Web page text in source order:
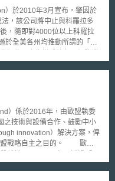
訊安全官（Chief Information
金融機構於資訊安全違規時相
構的網路安全。 5. 金融機構
的資料外洩事故時，可迅速有
改法律之部分開始執行，而
於2010年3月宣布，肇因於
，該公司將中止與科羅拉多
，隨即對4000位以上科羅拉
全美各州均推動所謂的「亞
而於亞馬遜網站進行消費時，
出北卡羅來納州（North
課徵之對象，以設籍於該州的
通過的新法，應被徵收營業
州居民進行交易而設籍於其他
拉多州當地居民進行網路購物
表示，新法將使迫使該公司
積極討論應否制定網路稅法，
）係於2016年，由歐盟執委
之技術與設備合作、鼓勵中小
innovation）解決方案，俾
自主之目的。 歐盟
」等兩個項目，對歐盟成員國